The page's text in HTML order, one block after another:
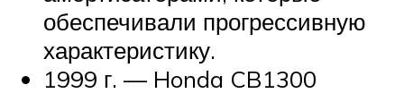
обеспечивали прогрессивную
характеристику.
1999 г. — Honda CB1300